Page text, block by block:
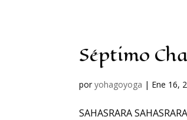
Séptimo
poryohagoyoga | Ene 16,
SAHASRARA